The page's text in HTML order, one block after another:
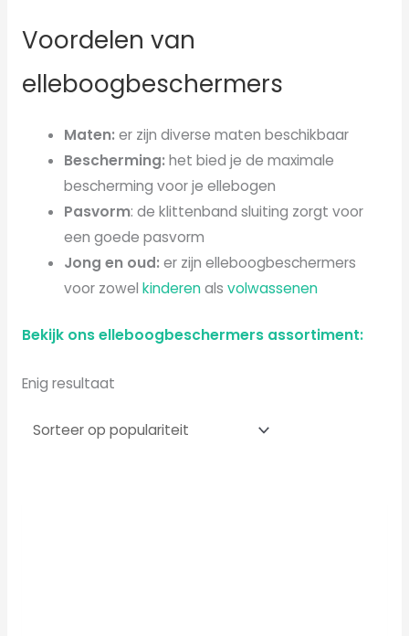
Voordelen van
elleboogbeschermers
Maten: er zijn diverse maten beschikbaar
Bescherming: het bied je de maximale
bescherming voor je ellebogen
Pasvorm: de klittenband sluiting zorgt voor
een goede pasvorm
Jong en oud:er zijn elleboogbeschermers
voor zowelkinderenalsvolwassenen
Bekijk ons elleboogbeschermers assortiment:
Enig resultaat